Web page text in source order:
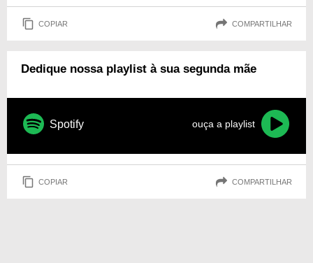
COPIAR COMPARTILHAR
Dedique nossa playlist à sua segunda mãe
Spotify ouça a playlist
COPIAR COMPARTILHAR